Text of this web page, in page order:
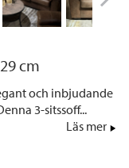
cm
och inbjudande
3-sitssoff...
Läs mer